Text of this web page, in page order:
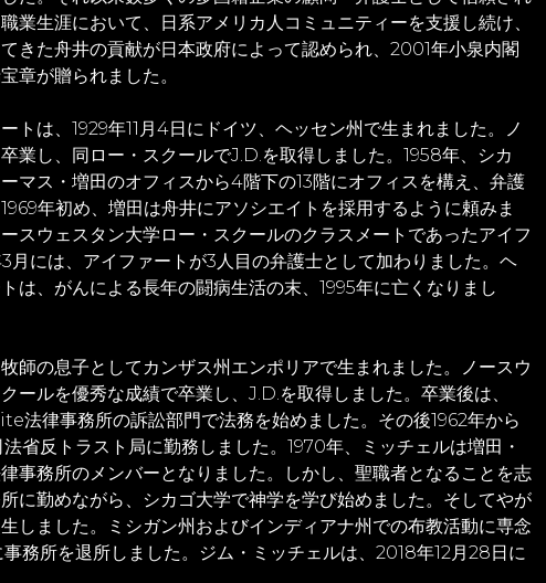
業生涯において、日系アメリカ人コミュニティーを支援し続け、
きた舟井の貢献が日本政府によって認められ、2001年小泉内閣
章が贈られました。
トは、1929年11月4日にドイツ、ヘッセン州で生まれました。ノ
業し、同ロー・スクールでJ.D.を取得しました。1958年、シカ
マス・増田のオフィスから4階下の13階にオフィスを構え、弁護
年初め、増田は舟井にアソシエイトを採用するように頼みま
スウェスタン大学ロー・スクールのクラスメートであったアイフ
月には、アイファートが3人目の弁護士として加わりました。ヘ
は、がんによる長年の闘病生活の末、1995年に亡くなりまし
師の息子としてカンザス州エンポリアで生まれました。ノースウ
ールを優秀な成績で卒業し、J.D.を取得しました。卒業後は、
律事務所の訴訟部門で法務を始めました。その後1962年から
省反トラスト局に勤務しました。1970年、ミッチェルは増田・
事務所のメンバーとなりました。しかし、聖職者となることを志
に勤めながら、シカゴ大学で神学を学び始めました。そしてやが
しました。ミシガン州およびインディアナ州での布教活動に専念
務所を退所しました。ジム・ミッチェルは、2018年12月28日に